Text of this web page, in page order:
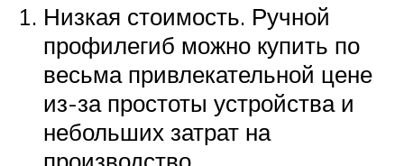
Низкая стоимость. Ручной
профилегиб можно купить по
весьма привлекательной цене
из-за простоты устройства и
небольших затрат на